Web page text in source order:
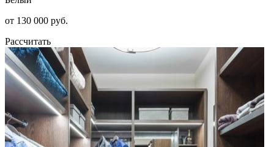
от 130 000 руб.
Рассчитать